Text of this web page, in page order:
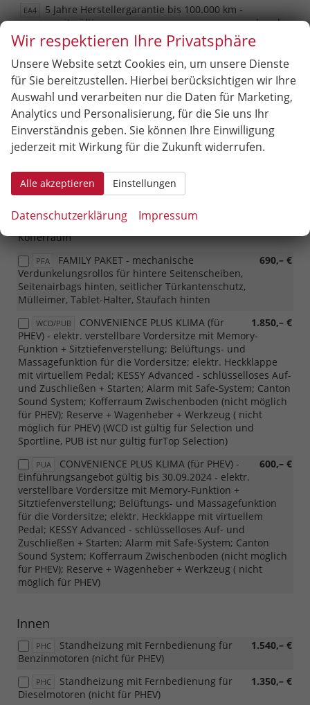
EA4
5 Jahre Herstellergarantie bis 100.000 km -
europaweit gültig
vorhanden
12 Jahre Garantie gegen Durchrostung
vorhanden
Optionale Extras
Pakete
PPP 1.040,– €
Performance Paket (außer PHEV) - DCC
Plus - adaptives Fahrwerk, Driving Mode Select -
(nur für4x4)
PSC
CARGO PAKET - Kofferraumwendematte
(Gummi/Stoff), Netzprogramm (3 Netze im Kofferraum),
Cargo Elemente, 4 Haken (3 Haken für PHEV) im
Kofferraum
PFA 690,– €
FAMILY PAKET - mechanische
Verdunkelungsrollos für hintere Seitenscheiben,
Seitenairbags hinten, seitlicher Türkantenschutz,
Mülleimer, Tablet-Halter, Staufach hinten
WCD/PUB 1.850,– €
CONVENIENCE PLUS KLIMA (für
PHEV) - elektr. verstellbare Vordersitze mit Memory-
Funktion + Sitztiefenverstellung; Belüftungs- und
Massagefunktion für die Vordersitze; elektr. Heckklappe
mit virtuellem Pedal; KESSY Advanced - schlüsselloses Auf-
und Zuschließen + Starten; Alarm mit Safe-System; Canton
Sound System; Kofferraum Zwischenboden (nicht möglich
für PHEV); Reserve + Wagenheber + Werkzeug ( nicht
möglich für PHEV) (WCD ist gültig für Selection und
Sportline, PUB ist nur gültig fürTop Selection)
PUA 600,– €
CONVENIENCE PLUS KLIMA (für PHEV) -
Einführungsangebot gültig bis 30.09.2024 - elektr.
verstellbare Vordersitze mit Memory-Funktion +
Sitztiefenverstellung; Belüftungs- und Massagefunktion
für die Vordersitze; elektr. Heckklappe mit virtuellem
Pedal; KESSY Advanced - schlüsselloses Auf- und
Zuschließen + Starten; Alarm mit Safe-System; Canton
Sound System; Kofferraum Zwischenboden (nicht möglich
für PHEV); Reserve + Wagenheber + Werkzeug ( nicht
möglich für PHEV)
Innen
PHC 1.540,– €
Standheizung mit Fernbedienung für
Benzinmotoren (nicht für PHEV)
PHC 1.350,– €
Standheizung mit Fernbedienung für
Dieselmotoren (nicht für PHEV)
Wir respektieren Ihre Privatsphäre
Unsere Website setzt Cookies ein, um unsere Dienste
für Sie bereitzustellen. Hierbei berücksichtigen wir Ihre
Auswahl und verarbeiten nur die Daten für Marketing,
Analytics und Personalisierung, für die Sie uns Ihr
Einverständnis geben. Sie können Ihre Einwilligung
jederzeit mit Wirkung für die Zukunft widerrufen.
Alle akzeptieren Einstellungen
Datenschutzerklärung Impressum